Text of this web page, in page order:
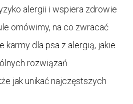
alergii i wspiera zdrowie
omówimy, na co zwracać
karmy dla psa z alergią, jakie
rozwiązań
jak unikać najczęstszych